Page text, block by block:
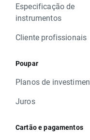
Especificação de
instrumentos
Cliente profissionais
Poupar
Planos de
Juros
Cartão e pagamentos